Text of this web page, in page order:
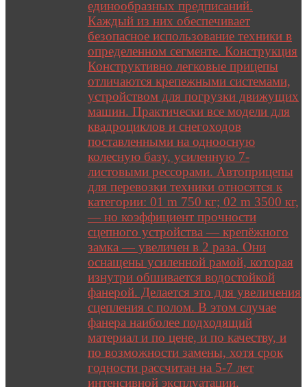
единообразных предписаний.
Каждый из них обеспечивает
безопасное использование техники в
определенном сегменте. Конструкция
Конструктивно легковые прицепы
отличаются крепежными системами,
устройством для погрузки движущих
машин. Практически все модели для
квадроциклов и снегоходов
поставленными на одноосную
колесную базу, усиленную 7-
листовыми рессорами. Автоприцепы
для перевозки техники относятся к
категории: 01 m 750 кг; 02 m 3500 кг,
— но коэффициент прочности
сцепного устройства — крепёжного
замка — увеличен в 2 раза. Они
оснащены усиленной рамой, которая
изнутри обшивается водостойкой
фанерой. Делается это для увеличения
сцепления с полом. В этом случае
фанера наиболее подходящий
материал и по цене, и по качеству, и
по возможности замены, хотя срок
годности рассчитан на 5-7 лет
интенсивной эксплуатации.